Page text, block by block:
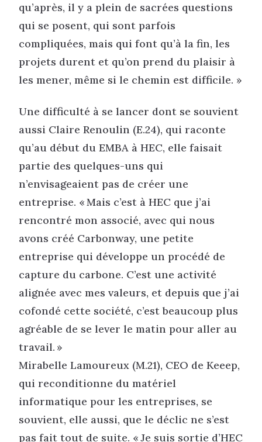
qu’après, il y a plein de sacrées questions
qui se posent, qui sont parfois
compliquées, mais qui font qu’à la fin, les
projets durent et qu’on prend du plaisir à
les mener, même si le chemin est difficile. »
Une difficulté à se lancer dont se souvient
aussi Claire Renoulin (E.24), qui raconte
qu’au début du EMBA à HEC, elle faisait
partie des quelques-uns qui
n’envisageaient pas de créer une
entreprise. « Mais c’est à HEC que j’ai
rencontré mon associé, avec qui nous
avons créé Carbonway, une petite
entreprise qui développe un procédé de
capture du carbone. C’est une activité
alignée avec mes valeurs, et depuis que j’ai
cofondé cette société, c’est beaucoup plus
agréable de se lever le matin pour aller au
travail. »
Mirabelle Lamoureux (M.21), CEO de Keeep,
qui reconditionne du matériel
informatique pour les entreprises, se
souvient, elle aussi, que le déclic ne s’est
pas fait tout de suite. « Je suis sortie d’HEC